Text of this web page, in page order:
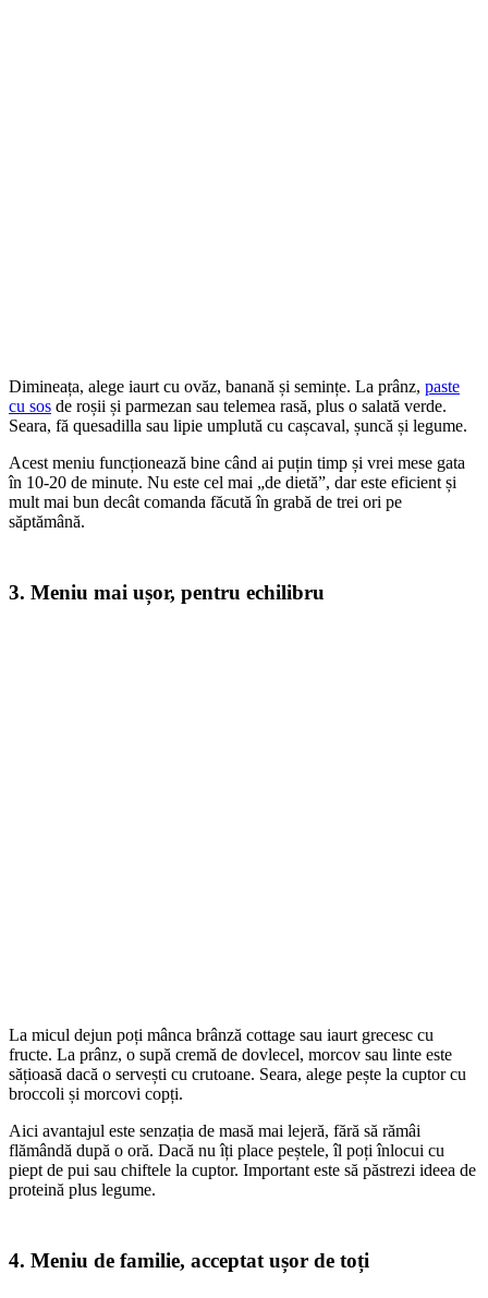
Dimineața, alege iaurt cu ovăz, banană și semințe. La prânz, paste
cu sos de roșii și parmezan sau telemea rasă, plus o salată verde.
Seara, fă quesadilla sau lipie umplută cu cașcaval, șuncă și legume.
Acest meniu funcționează bine când ai puțin timp și vrei mese gata
în 10-20 de minute. Nu este cel mai „de dietă”, dar este eficient și
mult mai bun decât comanda făcută în grabă de trei ori pe
săptămână.
3. Meniu mai ușor, pentru echilibru
La micul dejun poți mânca brânză cottage sau iaurt grecesc cu
fructe. La prânz, o supă cremă de dovlecel, morcov sau linte este
sățioasă dacă o servești cu crutoane. Seara, alege pește la cuptor cu
broccoli și morcovi copți.
Aici avantajul este senzația de masă mai lejeră, fără să rămâi
flămândă după o oră. Dacă nu îți place peștele, îl poți înlocui cu
piept de pui sau chiftele la cuptor. Important este să păstrezi ideea de
proteină plus legume.
4. Meniu de familie, acceptat ușor de toți